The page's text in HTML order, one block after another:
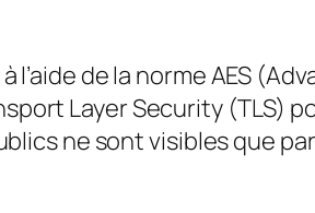
de la norme AES
Layer Security (TLS)
ne sont visibles que